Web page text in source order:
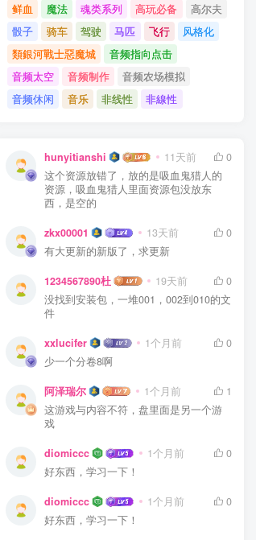
鲜血
魔法 魂类系列 高玩必备
高尔夫
骰子
骑车 驾驶 马匹 飞行
风格化
類銀河戰士惡魔城
音频指向点击
音频太空
音频制作
音频农场模拟
音频休闲
音乐 非线性 非線性
hunyitianshi 11天前
0
这个资源放错了，放的是吸血鬼猎人的
资源，吸血鬼猎人里面资源包没放东
西，是空的
zkx00001 13天前
0
有大更新的新版了，求更新
1234567890杜 19天前
0
没找到安装包，一堆001，002到010的文
件
xxlucifer 1个月前
0
少一个分卷8啊
阿泽瑞尔 1个月前
1
这游戏与内容不符，盘里面是另一个游
戏
diomiccc 1个月前
0
好东西，学习一下！
diomiccc 1个月前
0
好东西，学习一下！